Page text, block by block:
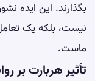
بگذارند. این ایده
نیست، بلکه یک
ماست.
تأثیر هربارت بر